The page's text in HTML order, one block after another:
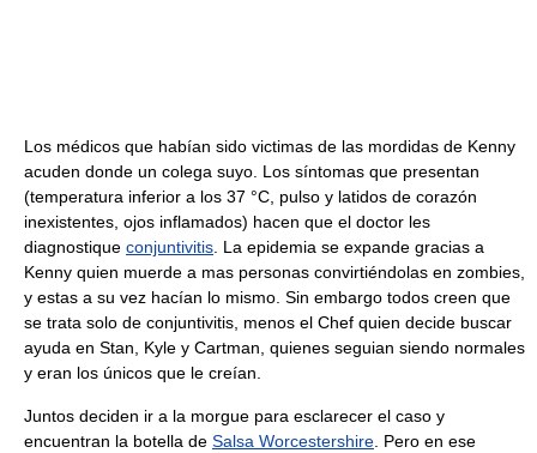
Los médicos que habían sido victimas de las mordidas de Kenny
acuden donde un colega suyo. Los síntomas que presentan
(temperatura inferior a los 37 °C, pulso y latidos de corazón
inexistentes, ojos inflamados) hacen que el doctor les
diagnostique conjuntivitis . La epidemia se expande gracias a
Kenny quien muerde a mas personas convirtiéndolas en zombies,
y estas a su vez hacían lo mismo. Sin embargo todos creen que
se trata solo de conjuntivitis, menos el Chef quien decide buscar
ayuda en Stan, Kyle y Cartman, quienes seguian siendo normales
y eran los únicos que le creían.
Juntos deciden ir a la morgue para esclarecer el caso y
encuentran la botella de Salsa Worcestershire . Pero en ese